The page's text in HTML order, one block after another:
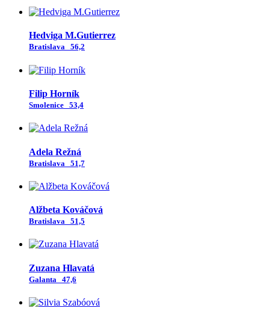
Hedviga M.Gutierrez
Bratislava 56,2
Filip Horník
Smolenice 53,4
Adela Režná
Bratislava 51,7
Alžbeta Kováčová
Bratislava 51,5
Zuzana Hlavatá
Galanta 47,6